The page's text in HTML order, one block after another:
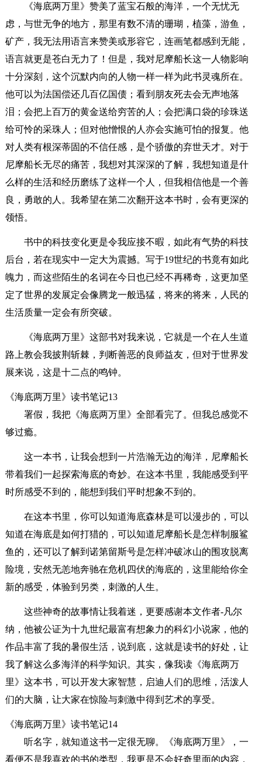
《海底两万里》赞美了蓝宝石般的海洋，一个无忧无
虑，与世无争的地方，那里有数不清的珊瑚，植藻，游鱼，
矿产，我无法用语言来赞美或形容它，连画笔都感到无能，
语言就更是苍白无力了！但是，我对尼摩船长这一人物影响
十分深刻，这个沉默内向的人物一样一样为此书灵魂所在。
他可以为法国偿还几百亿国债；看到朋友死去会无声地落
泪；会把上百万的黄金送给穷苦的人；会把满口袋的珍珠送
给可怜的采珠人；但对他憎恨的人亦会实施可怕的报复。他
对人类有根深蒂固的不信任感，是个骄傲的弃世天才。对于
尼摩船长无尽的痛苦，我想对其深深的了解，我想知道是什
么样的生活和经历磨练了这样一个人，但我相信他是一个善
良，勇敢的人。我希望在第二次翻开这本书时，会有更深的
领悟。
书中的科技变化更是令我应接不暇，如此有气势的科技
后台，若在现实中一定大为震撼。写于19世纪的书竟有如此
魄力，而这些陌生的名词在今日也已经不再稀奇，这更加坚
定了世界的发展定会像腾龙一般迅猛，将来的将来，人民的
生活质量一定会有所突破。
《海底两万里》这部书对我来说，它就是一个在人生道
路上教会我披荆斩棘，判断善恶的良师益友，但对于世界发
展来说，这是十二点的鸣钟。
《海底两万里》读书笔记13
署假，我把《海底两万里》全部看完了。但我总感觉不
够过瘾。
这一本书，让我会想到一片浩瀚无边的海洋，尼摩船长
带着我们一起探索海底的奇妙。在这本书里，我能感受到平
时所感受不到的，能想到我们平时想象不到的。
在这本书里，你可以知道海底森林是可以漫步的，可以
知道在海底是如何打猎的，可以知道尼摩船长是怎样制服鲨
鱼的，还可以了解到诺第留斯号是怎样冲破冰山的围攻脱离
险境，安然无恙地奔驰在危机四伏的海底的，这里能给你全
新的感受，体验到另类，刺激的人生。
这些神奇的故事情让我着迷，更要感谢本文作者-凡尔
纳，他被公证为十九世纪最富有想象力的科幻小说家，他的
作品丰富了我的暑假生活，说到底，这就是读书的好处，让
我了解这么多海洋的科学知识。其实，像我读《海底两万
里》这本书，可以开发大家智慧，启迪人们的思维，活泼人
们的大脑，让大家在惊险与刺激中得到艺术的享受。
《海底两万里》读书笔记14
听名字，就知道这书一定很无聊。《海底两万里》，一
看便不是我喜欢的书的类型，我更是不会好奇里面的内容，